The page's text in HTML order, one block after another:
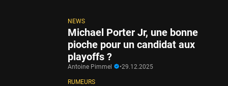
NEWS
Michael Porter Jr, une bonne
pioche pour un candidat aux
playoffs ?
Antoine Pimmel •29.12.2025
RUMEURS